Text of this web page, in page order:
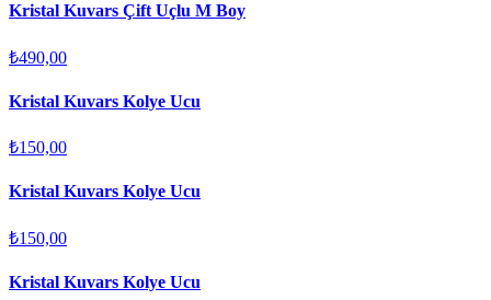
Kristal Kuvars Çift Uçlu M Boy
₺490,00
Kristal Kuvars Kolye Ucu
₺150,00
Kristal Kuvars Kolye Ucu
₺150,00
Kristal Kuvars Kolye Ucu